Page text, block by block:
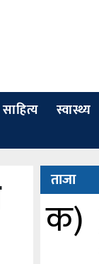
साहित्य स्वास्थ्य
ताजा
क)